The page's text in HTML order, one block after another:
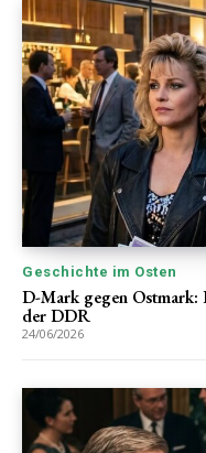
Geschichte im Osten
D-Mark gegen
der DDR
24/06/2026